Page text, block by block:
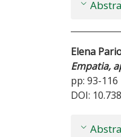
Elena
Empatia,
pp: 93-116
DOI: